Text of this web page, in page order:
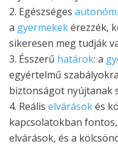
Egészséges
a gyermekekérezzék,
sikeresen meg tudják
Ésszerű határok: a
egyértelmű
biztonságot nyújtanak
Reális elvárásokés
kapcsolatokban
elvárások, és a